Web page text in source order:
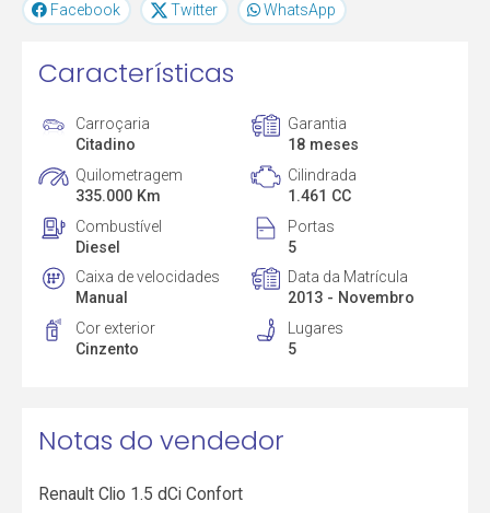
Facebook Twitter WhatsApp
Características
Carroçaria
Citadino
Garantia
18 meses
Quilometragem
335.000 Km
Cilindrada
1.461 CC
Combustível
Diesel
Portas
5
Caixa de velocidades
Manual
Data da Matrícula
2013 - Novembro
Cor exterior
Cinzento
Lugares
5
Notas do vendedor
Renault Clio 1.5 dCi Confort